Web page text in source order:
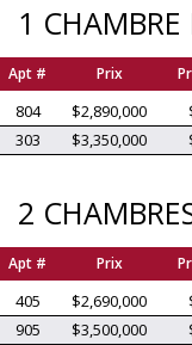
1 CHAMBRE
Apt # Prix
804 $2,890,000
303
$3,350,000
2
Apt # Prix
405 $2,690,000
905
$3,500,000